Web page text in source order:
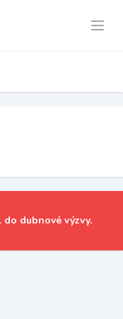
dubnové výzvy.